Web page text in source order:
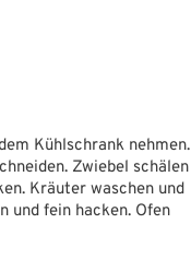
Kühlschrank nehmen.
Zwiebel schälen
Kräuter waschen und
und fein hacken. Ofen